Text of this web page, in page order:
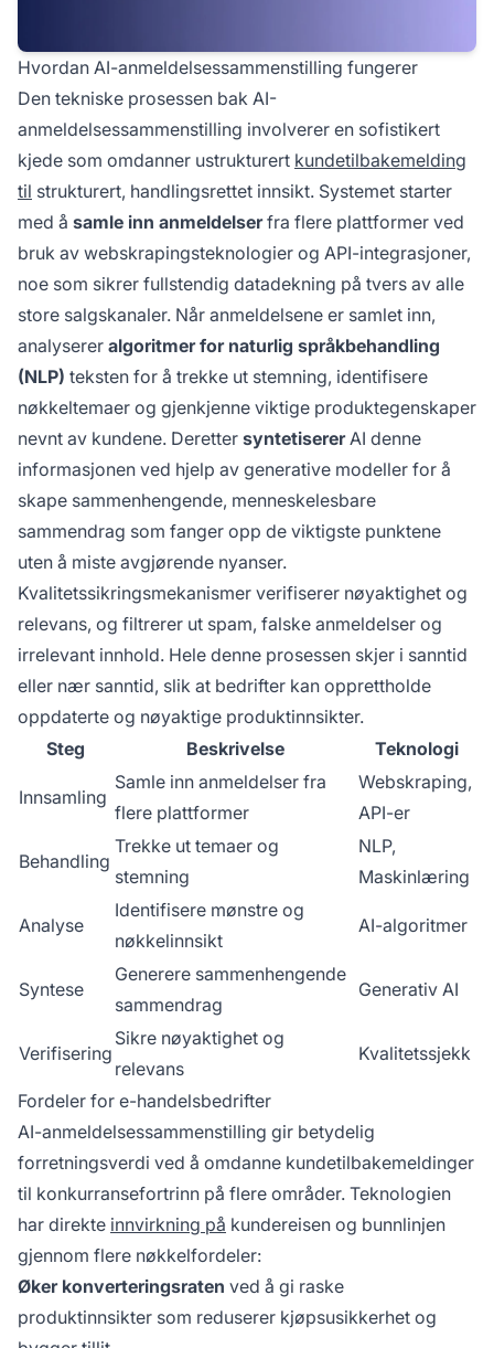
Hvordan AI-anmeldelsessammenstilling fungerer
Den tekniske prosessen bak AI-
anmeldelsessammenstilling involverer en sofistikert
kjede som omdanner ustrukturert kundetilbakemelding
til strukturert, handlingsrettet innsikt. Systemet starter
med å samle inn anmeldelserfra flere plattformer ved
bruk av webskrapingsteknologier og API-integrasjoner,
noe som sikrer fullstendig datadekning på tvers av alle
store salgskanaler. Når anmeldelsene er samlet inn,
analyserer algoritmer for naturlig språkbehandling
(NLP) teksten for å trekke ut stemning, identifisere
nøkkeltemaer og gjenkjenne viktige produktegenskaper
nevnt av kundene. Deretter syntetisererAI denne
informasjonen ved hjelp av generative modeller for å
skape sammenhengende, menneskelesbare
sammendrag som fanger opp de viktigste punktene
uten å miste avgjørende nyanser.
Kvalitetssikringsmekanismer verifiserer nøyaktighet og
relevans, og filtrerer ut spam, falske anmeldelser og
irrelevant innhold. Hele denne prosessen skjer i sanntid
eller nær sanntid, slik at bedrifter kan opprettholde
oppdaterte og nøyaktige produktinnsikter.
Steg
Beskrivelse Teknologi
Innsamling
Samle inn anmeldelser fra
flere plattformer
Webskraping,
API-er
Behandling
Trekke ut temaer og
stemning
NLP,
Maskinlæring
Analyse
Identifisere mønstre og
nøkkelinnsikt
AI-algoritmer
Syntese
Generere sammenhengende
sammendrag
Generativ AI
Verifisering
Sikre nøyaktighet og
relevans
Kvalitetssjekk
Fordeler for e-handelsbedrifter
AI-anmeldelsessammenstilling gir betydelig
forretningsverdi ved å omdanne kundetilbakemeldinger
til konkurransefortrinn på flere områder. Teknologien
har direkte innvirkning på kundereisen og bunnlinjen
gjennom flere nøkkelfordeler:
Øker konverteringsraten ved å gi raske
produktinnsikter som reduserer kjøpsusikkerhet og